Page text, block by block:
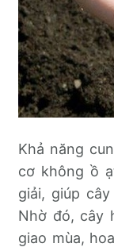
Khả năng
cơ không ồ
giải, giúp
Nhờ đó, cây
giao mùa,